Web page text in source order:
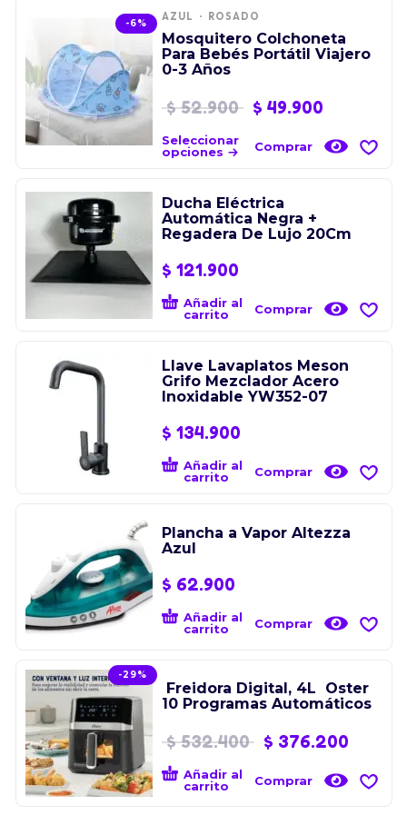
-6%
AZUL ROSADO
Mosquitero Colchoneta
Para Bebés Portátil Viajero
0-3 Años
$52.900 $ 49.900
Seleccionar
opciones
Comprar
Ducha Eléctrica
Automática Negra +
Regadera De Lujo 20Cm
$ 121.900
Añadir al
carrito
Comprar
Llave Lavaplatos Meson
Grifo Mezclador Acero
Inoxidable YW352-07
$ 134.900
Añadir al
carrito
Comprar
Plancha a Vapor Altezza
Azul
$ 62.900
Añadir al
carrito
Comprar
-29%
Freidora Digital, 4L Oster
10 Programas Automáticos
$532.400 $ 376.200
Añadir al
carrito
Comprar